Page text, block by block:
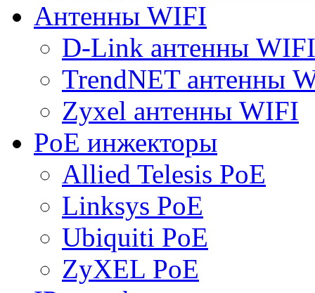
Антенны WIFI
D-Link антенны WIFI
TrendNET антенны
Zyxel антенны WIFI
PoE инжекторы
Allied Telesis PoE
Linksys PoE
Ubiquiti PoE
ZyXEL PoE